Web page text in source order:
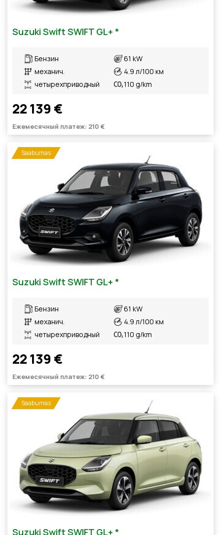
Suzuki Swift SWIFT GL+ *
Бензин
механич.
четырехприводный
61 kW
4.9 л/100 км
110 g/km
22 139 €
Ежемесячный платеж: 210 €
Saabumas
Suzuki Swift SWIFT GL+ *
Бензин
механич.
четырехприводный
61 kW
4.9 л/100 км
110 g/km
22 139 €
Ежемесячный платеж: 210 €
Saabumas
Suzuki Swift SWIFT GL+ *